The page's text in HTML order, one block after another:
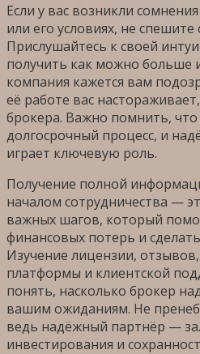
Если у вас возникли
или его условиях, не
Прислушайтесь к своей
получить как можно больше
компания кажется вам
её работе вас
брокера. Важно помнить,
долгосрочный процесс, и
играет ключевую роль.
Получение полной
началом сотрудничества —
важных шагов, который
финансовых потерь и
Изучение лицензии,
платформы и клиентской
понять, насколько брокер
вашим ожиданиям. Не
ведь надёжный партнёр —
инвестирования и